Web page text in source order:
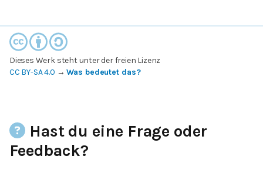
Dieses Werk steht unter der freien Lizenz
CC BY-SA 4.0 →Was bedeutet das?
Hast du eine Frage oder
Feedback?